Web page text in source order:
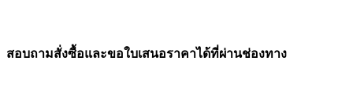
สอบถามสั่งซื้อและขอใบเสนอราคาได้ที่ผ่านช่องทาง